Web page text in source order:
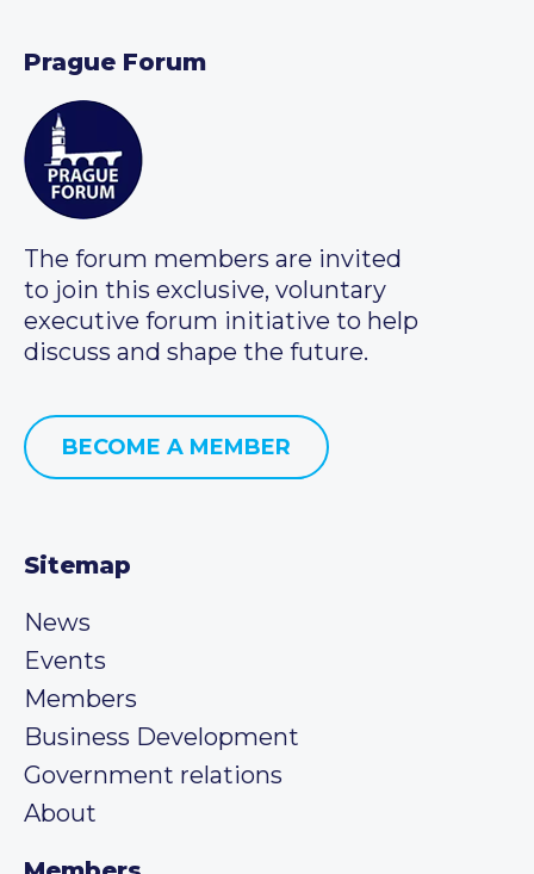
Prague Forum
The forum members are invited
to join this exclusive, voluntary
executive forum initiative to help
discuss and shape the future.
BECOME A MEMBER
Sitemap
News
Events
Members
Business Development
Government relations
About